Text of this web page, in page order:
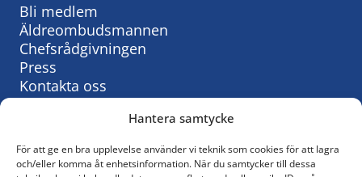
Hantera samtycke
För att ge en bra upplevelse använder vi teknik som cookies för att lagra
och/eller komma åt enhetsinformation. När du samtycker till dessa
Bli medlem
Äldreombudsmannen
Chefsrådgivningen
Press
Kontakta oss
Så behandlar vi personuppgifter: